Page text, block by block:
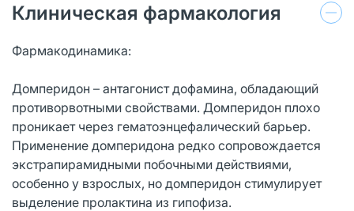
Клиническая фармакология
Фармакодинамика:
Домперидон – антагонист дофамина, обладающий
противорвотными свойствами. Домперидон плохо
проникает через гематоэнцефалический барьер.
Применение домперидона редко сопровождается
экстрапирамидными побочными действиями,
особенно у взрослых, но домперидон стимулирует
выделение пролактина из гипофиза.